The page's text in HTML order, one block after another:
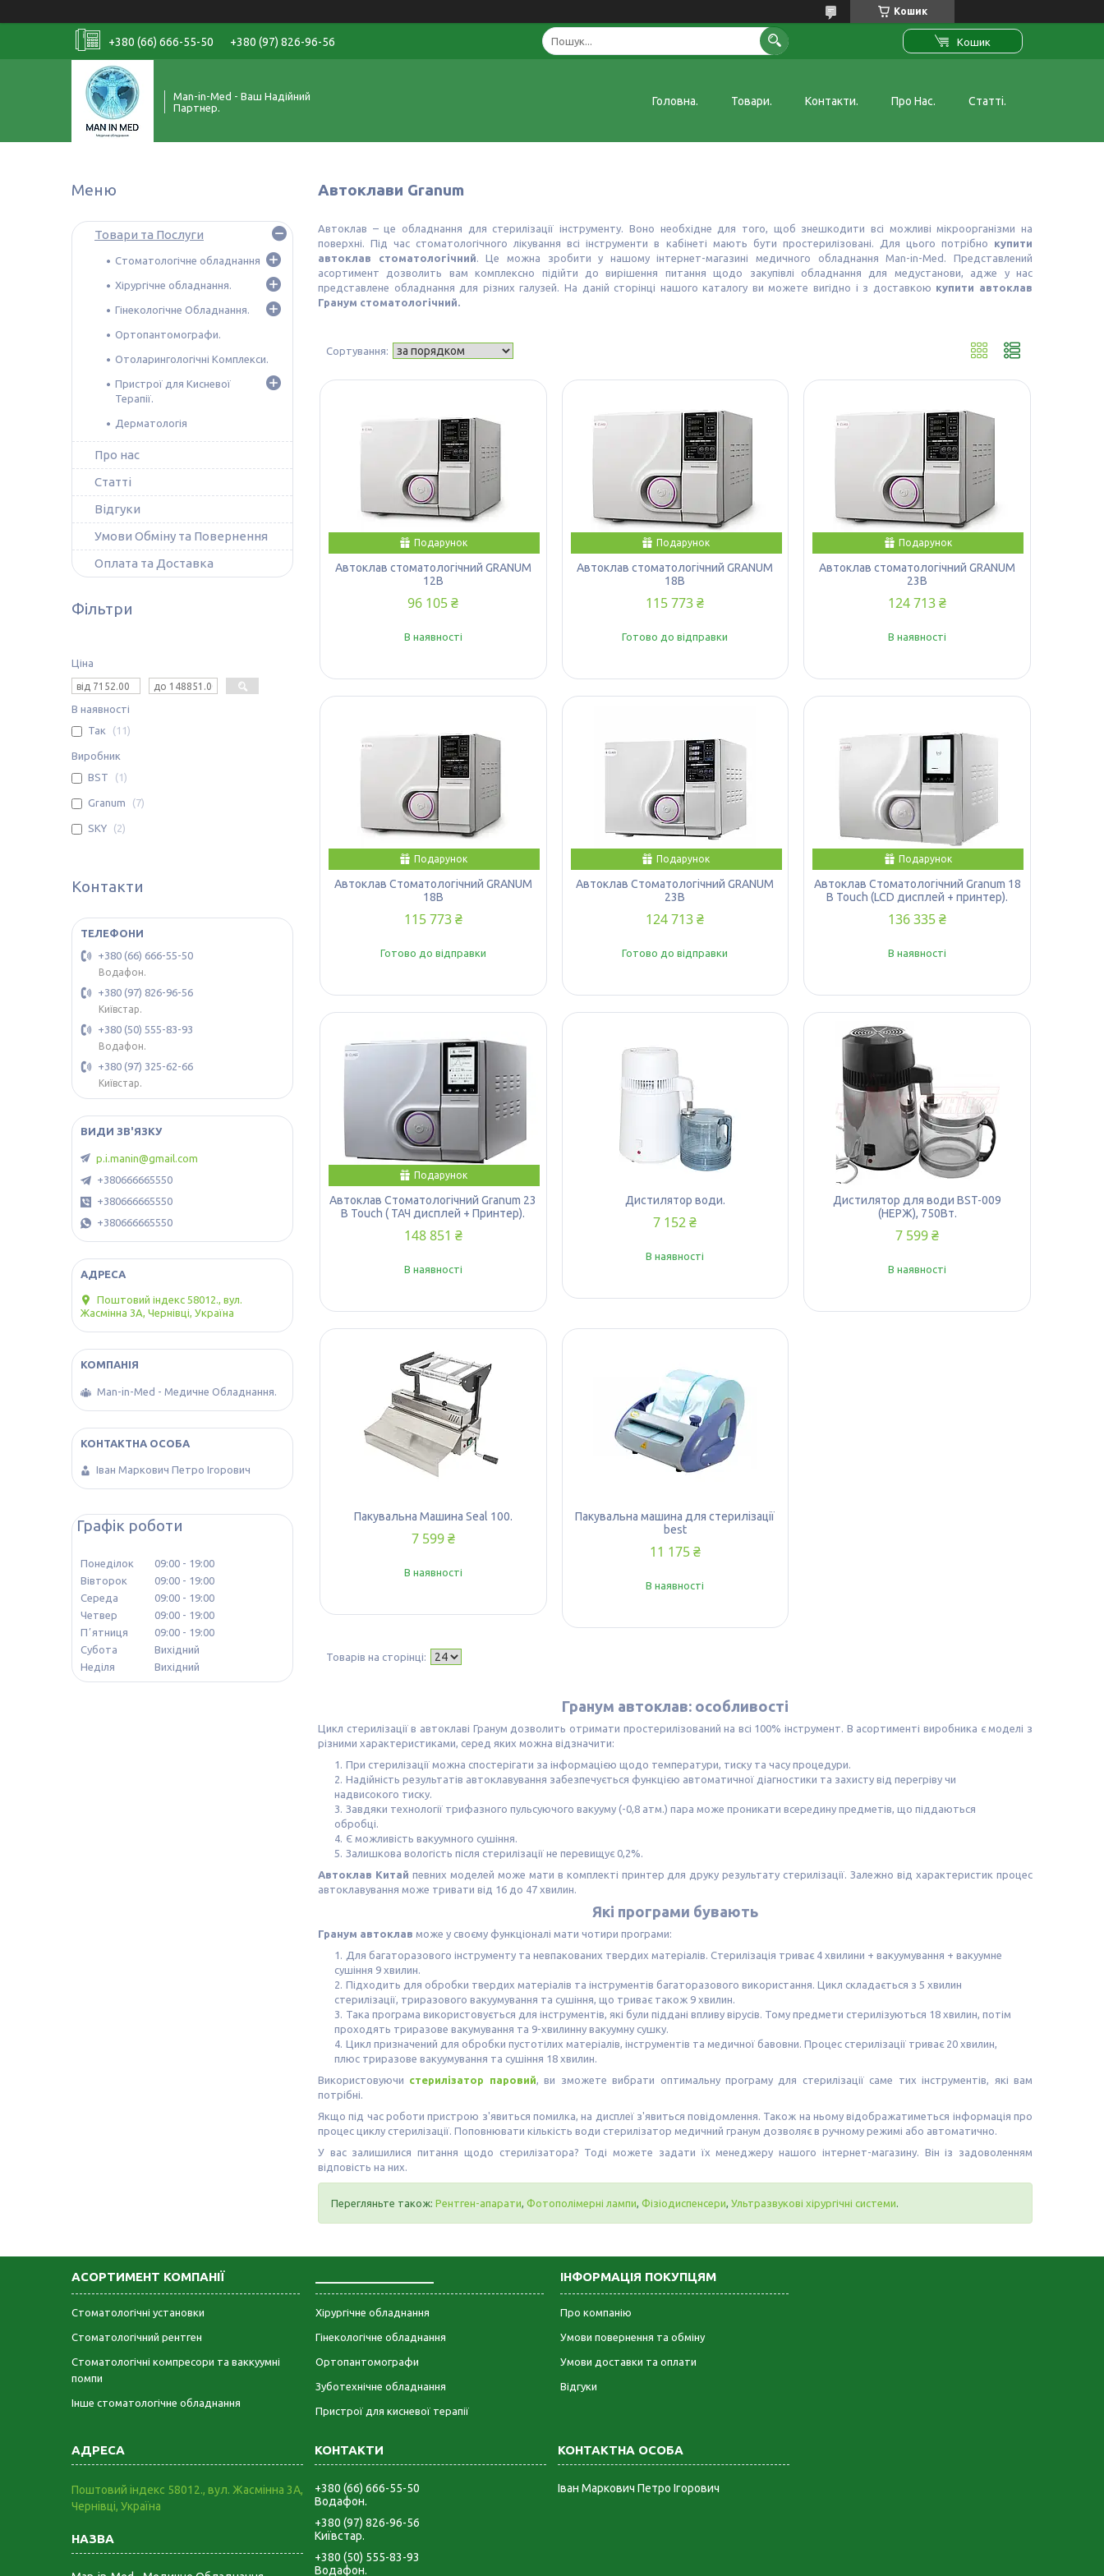
Кошик
+380 (66) 666-55-50 +380 (97) 826-96-56 Кошик
Man-in-Med - Ваш Надійний
Партнер.
Головна. Товари. Контакти. Про Нас. Статті.
Автоклави Granum
Автоклав – це обладнання для стерилізації інструменту. Воно необхідне для того, щоб знешкодити всі можливі мікроорганізми на
поверхні. Під час стоматологічного лікування всі інструменти в кабінеті мають бути простерилізовані. Для цього потрібно купити
автоклав стоматологічний. Це можна зробити у нашому інтернет-магазині медичного обладнання Man-in-Med. Представлений
асортимент дозволить вам комплексно підійти до вирішення питання щодо закупівлі обладнання для медустанови, адже у нас
представлене обладнання для різних галузей. На даній сторінці нашого каталогу ви можете вигідно і з доставкою купити автоклав
Гранум стоматологічний.
Подарунок
Автоклав стоматологічний GRANUM
12B
96 105 ₴
В наявності
Подарунок
Автоклав стоматологічний GRANUM
18B
115 773 ₴
Готово до відправки
Подарунок
Автоклав стоматологічний GRANUM
23B
124 713 ₴
В наявності
Подарунок
Автоклав Стоматологічний GRANUM
18B
115 773 ₴
Готово до відправки
Подарунок
Автоклав Стоматологічний GRANUM
23B
124 713 ₴
Готово до відправки
Подарунок
Автоклав Стоматологічний Granum 18
B Touch (LCD дисплей + принтер).
136 335 ₴
В наявності
Подарунок
Автоклав Стоматологічний Granum 23
B Touch ( ТАЧ дисплей + Принтер).
148 851 ₴
В наявності
Дистилятор води.
7 152 ₴
В наявності
Дистилятор для води BST-009
(НЕРЖ), 750Вт.
7 599 ₴
В наявності
Пакувальна Машина Seal 100.
7 599 ₴
В наявності
Пакувальна машина для стерилізації
best
11 175 ₴
В наявності
Гранум автоклав: особливості
Цикл стерилізації в автоклаві Гранум дозволить отримати простерилізований на всі 100% інструмент. В асортименті виробника є моделі з
різними характеристиками, серед яких можна відзначити:
При стерилізації можна спостерігати за інформацією щодо температури, тиску та часу процедури.
Надійність результатів автоклавування забезпечується функцією автоматичної діагностики та захисту від перегріву чи
надвисокого тиску.
Завдяки технології трифазного пульсуючого вакууму (-0,8 атм.) пара може проникати всередину предметів, що піддаються
обробці.
Є можливість вакуумного сушіння.
Залишкова вологість після стерилізації не перевищує 0,2%.
Автоклав Китай певних моделей може мати в комплекті принтер для друку результату стерилізації. Залежно від характеристик процес
автоклавування може тривати від 16 до 47 хвилин.
Які програми бувають
Гранум автоклав може у своєму функціоналі мати чотири програми:
Для багаторазового інструменту та невпакованих твердих матеріалів. Стерилізація триває 4 хвилини + вакуумування + вакуумне
сушіння 9 хвилин.
Підходить для обробки твердих матеріалів та інструментів багаторазового використання. Цикл складається з 5 хвилин
стерилізації, триразового вакуумування та сушіння, що триває також 9 хвилин.
Така програма використовується для інструментів, які були піддані впливу вірусів. Тому предмети стерилізуються 18 хвилин, потім
проходять триразове вакумування та 9-хвилинну вакуумну сушку.
Цикл призначений для обробки пустотілих матеріалів, інструментів та медичної бавовни. Процес стерилізації триває 20 хвилин,
плюс триразове вакуумування та сушіння 18 хвилин.
Використовуючи стерилізатор паровий, ви зможете вибрати оптимальну програму для стерилізації саме тих інструментів, які вам
потрібні.
Якщо під час роботи пристрою з'явиться помилка, на дисплеї з'явиться повідомлення. Також на ньому відображатиметься інформація про
процес циклу стерилізації. Поповнювати кількість води стерилізатор медичний гранум дозволяє в ручному режимі або автоматично.
У вас залишилися питання щодо стерилізатора? Тоді можете задати їх менеджеру нашого інтернет-магазину. Він із задоволенням
відповість на них.
Перегляньте також: Рентген-апарати, Фотополімерні лампи, Фізіодиспенсери, Ультразвукові хірургічні системи.
Товари та Послуги
Стоматологічне обладнання
Хірургічне обладнання.
Гінекологічне Обладнання.
Ортопантомографи.
Отоларингологічні Комплекси.
Пристрої для Кисневої
Терапії.
Дерматологія
Про нас
Статті
Відгуки
Умови Обміну та Повернення
Оплата та Доставка
Фільтри
Ціна
В наявності
Так
11
Виробник
BST
1
Granum 7
SKY 2
Контакти
+380 (66) 666-55-50
Водафон.
+380 (97) 826-96-56
Київстар.
+380 (50) 555-83-93
Водафон.
+380 (97) 325-62-66
Київстар.
p.i.manin@gmail.com
+380666665550
+380666665550
+380666665550
Поштовий індекс 58012., вул.
Жасмінна 3А, Чернівці, Україна
Man-in-Med - Медичне Обладнання.
Іван Маркович Петро Ігорович
Графік роботи
Понеділок 09:00
19:00
Вівторок
09:00
19:00
Середа
09:00
19:00
Четвер
09:00
19:00
Пʼятниця
09:00
19:00
Субота
Вихідний
Неділя
Вихідний
АСОРТИМЕНТ КОМПАНІЇ
Стоматологічні установки
Стоматологічний рентген
Стоматологічні компресори та ваккуумні
помпи
Інше стоматологічне обладнання
Хірургічне обладнання
Гінекологічне обладнання
Ортопантомографи
Зуботехнічне обладнання
Пристрої для кисневої терапії
ІНФОРМАЦІЯ ПОКУПЦЯМ
Про компанію
Умови повернення та обміну
Умови доставки та оплати
Відгуки
Поштовий індекс 58012., вул. Жасмінна 3А,
Чернівці, Україна
+380 (66) 666-55-50
Водафон.
+380 (97) 826-96-56
Київстар.
+380 (50) 555-83-93
Водафон.
Іван Маркович Петро Ігорович